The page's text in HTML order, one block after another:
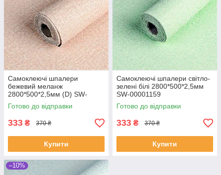
Самоклеючі шпалери
бежевий меланж
2800*500*2,5мм (D) SW-
00002018
Готово до відправки
333 ₴ 370 ₴
Купити
Самоклеючі шпалери світло-
зелені білі 2800*500*2,5мм
SW-00001159
Готово до відправки
333 ₴ 370 ₴
Купити
–10%